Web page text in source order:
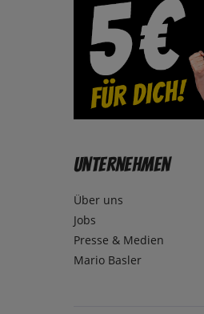
Unternehmen
Über uns
Jobs
Presse & Medien
Mario Basler